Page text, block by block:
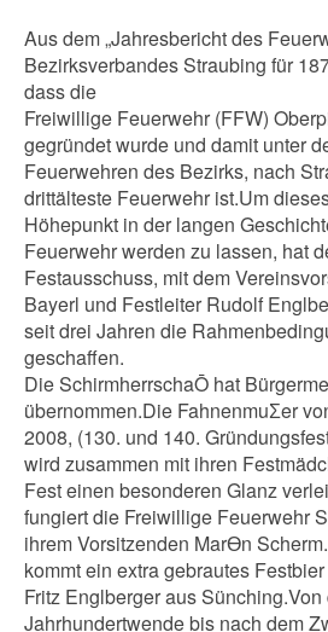
Aus dem „Jahresbericht des
Bezirksverbandes Straubing für
dass die
Freiwillige Feuerwehr (FFW)
gegründet wurde und damit unter
Feuerwehren des Bezirks, nach
drittälteste Feuerwehr ist.Um
Höhepunkt in der langen
Feuerwehr werden zu lassen, hat
Festausschuss, mit dem
Bayerl und Festleiter Rudolf
seit drei Jahren die
geschaffen.
Die SchirmherrschaŌ hat
übernommen.Die FahnenmuƩer
2008, (130. und 140.
wird zusammen mit ihren
Fest einen besonderen Glanz
fungiert die Freiwillige Feuerwehr
ihrem Vorsitzenden MarƟn
kommt ein extra gebrautes
Fritz Englberger aus
Jahrhundertwende bis nach dem